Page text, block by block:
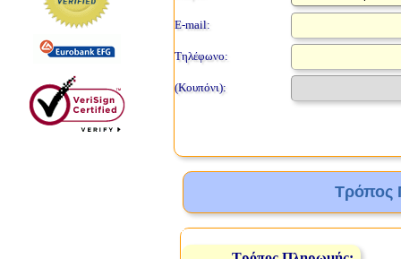
E-mail:
Τηλέφωνο:
(Κουπόνι):
Τρόπος